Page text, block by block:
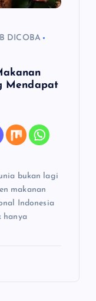
DICOBA
Mendapat
bukan lagi
makanan
Indonesia
hanya